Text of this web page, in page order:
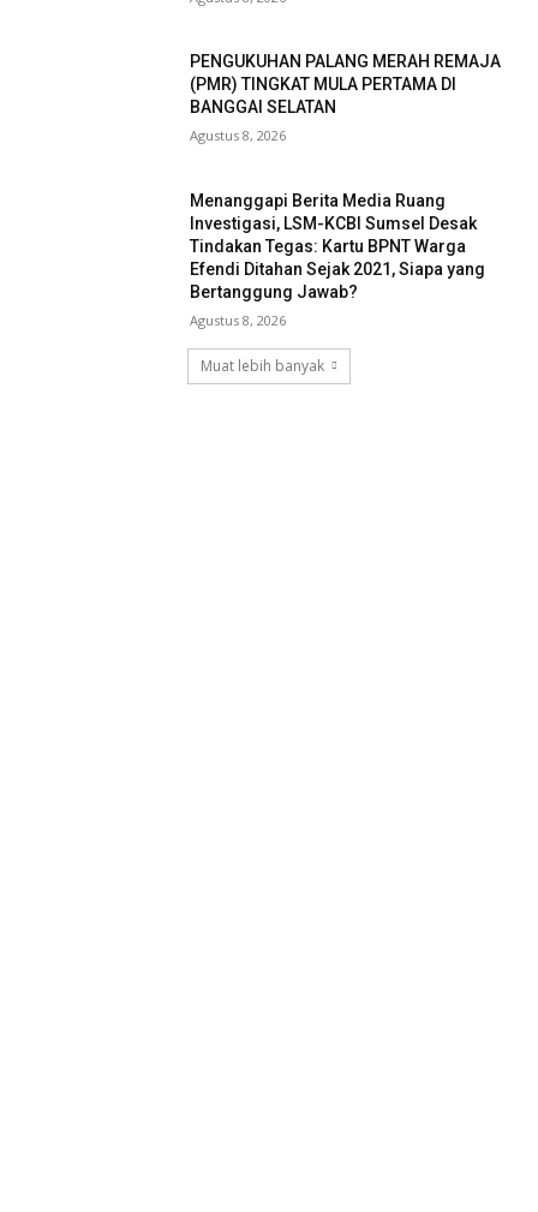
PENGUKUHAN PALANG MERAH REMAJA
(PMR) TINGKAT MULA PERTAMA DI
BANGGAI SELATAN
Agustus 8, 2026
Menanggapi Berita Media Ruang
Investigasi, LSM-KCBI Sumsel Desak
Tindakan Tegas: Kartu BPNT Warga
Efendi Ditahan Sejak 2021, Siapa yang
Bertanggung Jawab?
Agustus 8, 2026
Muat lebih banyak